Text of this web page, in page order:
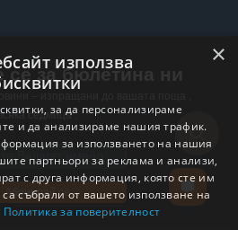
се за бюлетина ни
седмица .
Абонирай се
×
използва
за да персонализираме
и да анализираме нашия трафик.
за използването на нашия
партньори за реклама и анализи,
с друга информация, която сте им
събрали от вашето използване на
Политика за поверителност